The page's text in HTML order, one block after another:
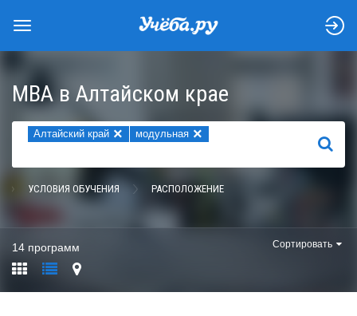
MBA в Алтайском крае
Алтайский край × модульная ×
НАЙТИ
УСЛОВИЯ ОБУЧЕНИЯ РАСПОЛОЖЕНИЕ
14 программ Сортировать